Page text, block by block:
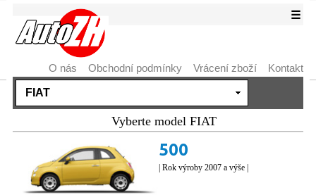
☰
O nás Obchodní podmínky Vrácení zboží Kontakt
Vyberte model FIAT
500
| Rok výroby 2007 a výše |